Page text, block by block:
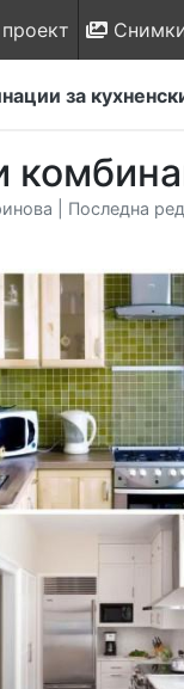
за
| Последна